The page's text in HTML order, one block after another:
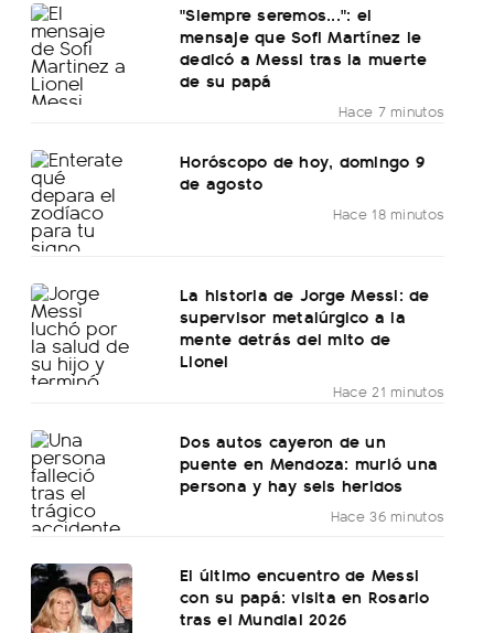
"Siempre seremos...": el
mensaje que Sofi Martínez le
dedicó a Messi tras la muerte
de su papá
Hace 7 minutos
Horóscopo de hoy, domingo 9
de agosto
Hace 18 minutos
La historia de Jorge Messi: de
supervisor metalúrgico a la
mente detrás del mito de
Lionel
Hace 21 minutos
Dos autos cayeron de un
puente en Mendoza: murió una
persona y hay seis heridos
Hace 36 minutos
El último encuentro de Messi
con su papá: visita en Rosario
tras el Mundial 2026